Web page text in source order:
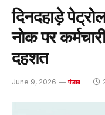
दिनदहाड़े
नोक पर
दहशत
June 9, 2026 पंजाब